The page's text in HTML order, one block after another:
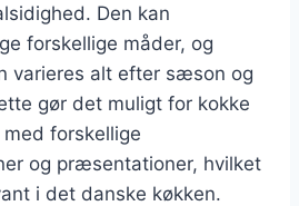
Den kan
forskellige måder, og
varieres alt efter sæson og
gør det muligt for kokke
forskellige
og præsentationer, hvilket
i det danske køkken.